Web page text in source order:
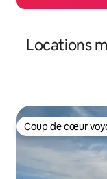
Locations
Coup de cœur
Coup de cœur